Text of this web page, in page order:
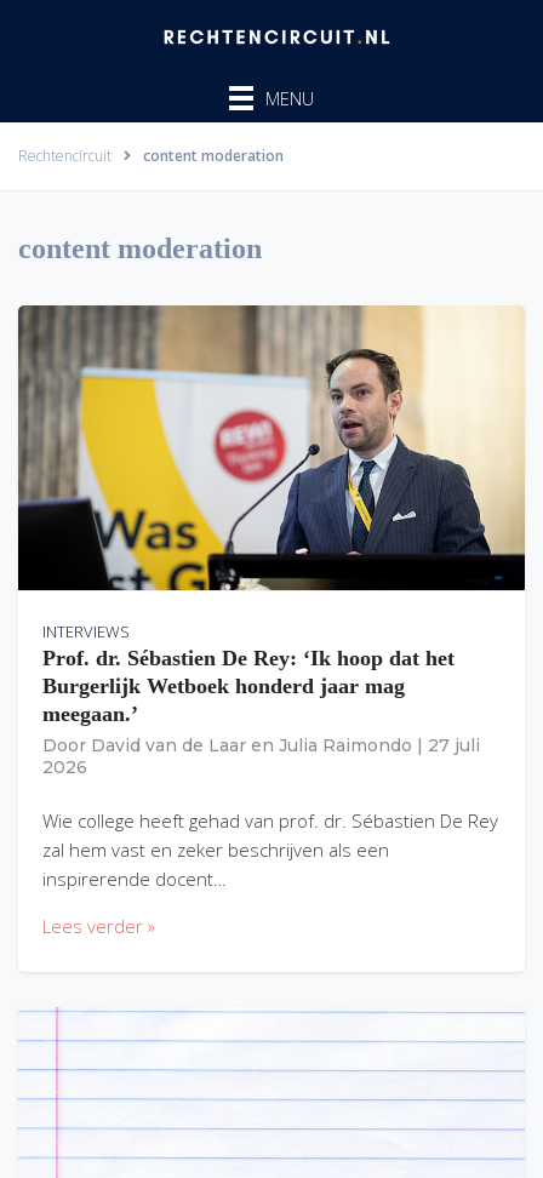
MENU
Rechtencircuit content moderation
content moderation
INTERVIEWS
Prof. dr. Sébastien De Rey: ‘Ik hoop dat het
Burgerlijk Wetboek honderd jaar mag
meegaan.’
Door David van de Laar en Julia Raimondo
27 juli
2026
Wie college heeft gehad van prof. dr. Sébastien De Rey
zal hem vast en zeker beschrijven als een
inspirerende docent…
Lees verder »